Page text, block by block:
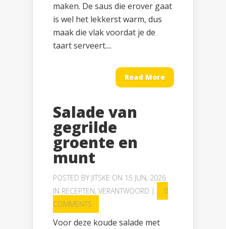
maken. De saus die erover gaat
is wel het lekkerst warm, dus
maak die vlak voordat je de
taart serveert....
Read More
Salade van
gegrilde
groente en
munt
POSTED BY JITSKE ON 15 JUN, 2026
IN RECEPTEN, VERANTWOORD |
0
COMMENTS
Voor deze koude salade met